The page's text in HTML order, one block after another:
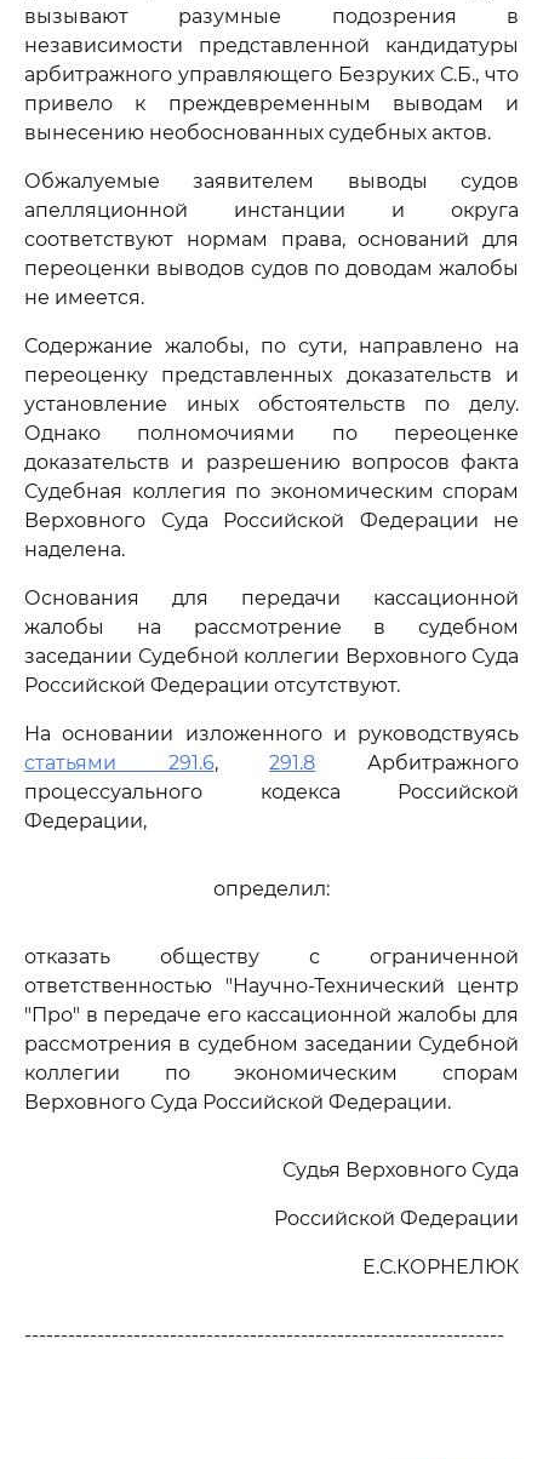
вызывают разумные подозрения в
независимости представленной кандидатуры
арбитражного управляющего Безруких С.Б., что
привело к преждевременным выводам и
вынесению необоснованных судебных актов.
Обжалуемые заявителем выводы судов
апелляционной инстанции и округа
соответствуют нормам права, оснований для
переоценки выводов судов по доводам жалобы
не имеется.
Содержание жалобы, по сути, направлено на
переоценку представленных доказательств и
установление иных обстоятельств по делу.
Однако полномочиями по переоценке
доказательств и разрешению вопросов факта
Судебная коллегия по экономическим спорам
Верховного Суда Российской Федерации не
наделена.
Основания для передачи кассационной
жалобы на рассмотрение в судебном
заседании Судебной коллегии Верховного Суда
Российской Федерации отсутствуют.
На основании изложенного и руководствуясь
статьями 291.6,291.8 Арбитражного
процессуального кодекса Российской
Федерации,
определил:
отказать обществу с ограниченной
ответственностью "Научно-Технический центр
"Про" в передаче его кассационной жалобы для
рассмотрения в судебном заседании Судебной
коллегии по экономическим спорам
Верховного Суда Российской Федерации.
Судья Верховного Суда
Российской Федерации
Е.С.КОРНЕЛЮК
------------------------------------------------------------------